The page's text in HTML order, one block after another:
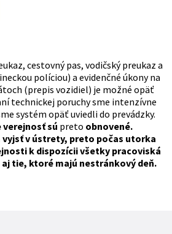
cestovný pas, vodičský preukaz a
políciou) a evidenčné úkony na
(prepis vozidiel) je možné opäť
technickej poruchy sme intenzívne
systém opäť uviedli do prevádzky.
verejnosť sú preto obnovené.
vyjsť v ústrety, preto počas utorka
k dispozícii všetky pracoviská
tie, ktoré majú nestránkový deň.